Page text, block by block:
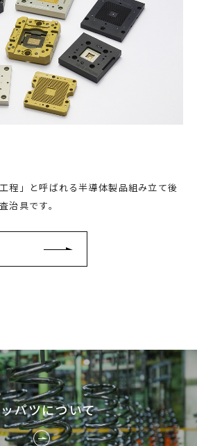
程」と呼ばれる半導体製品組み立て後
治具です。
パツについて